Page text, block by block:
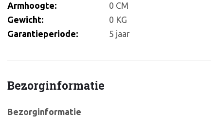
Armhoogte:
0 CM
Gewicht:
0 KG
Garantieperiode:
5 jaar
Bezorginformatie
Bezorginformatie